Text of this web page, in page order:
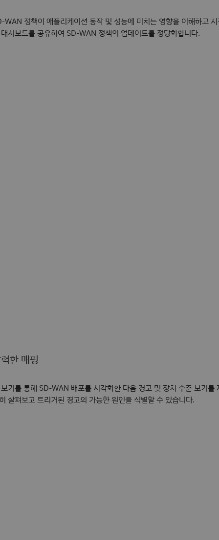
WAN 정책이 애플리케이션 동작 및 성능에 미치는 영향을 이해하고
시보드를 공유하여 SD-WAN 정책의 업데이트를 정당화합니다.
한 매핑
기를 통해 SD-WAN 배포를 시각화한 다음 경고 및 장치 수준 보기를
살펴보고 트리거된 경고의 가능한 원인을 식별할 수 있습니다.